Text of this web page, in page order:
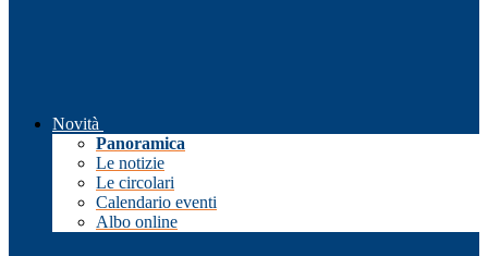
Novità
Panoramica
Le notizie
Le circolari
Calendario eventi
Albo online